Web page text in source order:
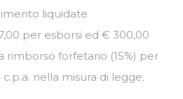
liquidate
per esborsi ed € 300,00
rimborso forfetario (15%) per
c.p.a. nella misura di legge;